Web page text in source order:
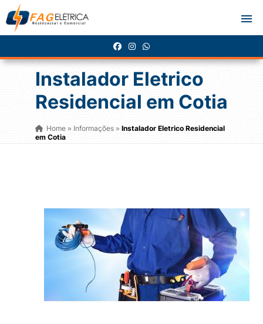
Instalador Eletrico
Residencial em Cotia
Home» Informações » Instalador Eletrico Residencial
em Cotia